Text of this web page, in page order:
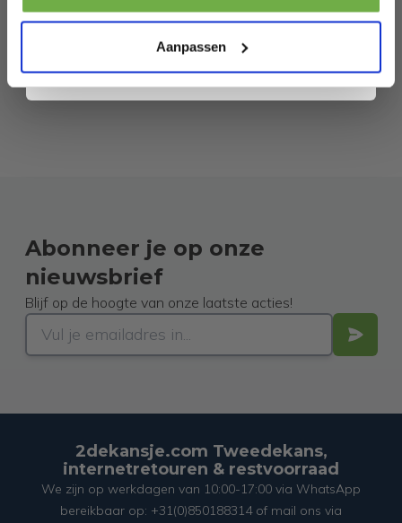
Aanpassen
Abonneer je op onze
nieuwsbrief
Blijf op de hoogte van onze laatste acties!
2dekansje.com Tweedekans,
internetretouren & restvoorraad
We zijn op werkdagen van 10:00-17:00 via WhatsApp
bereikbaar op: +31(0)850188314 of mail ons via
. Je kunt je op elk moment weer afmelden.